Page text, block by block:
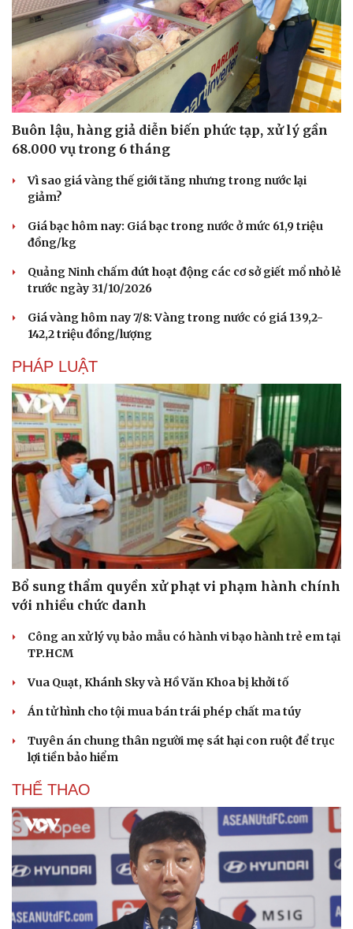
Văn hóa
Sân khấu - Điện ảnh
Văn học
Âm nhạc
Di sản
Giải trí
Nghệ sĩ
Thời trang
Sao Việt
Buôn lậu, hàng giả diễn biến phức tạp, xử lý gần
68.000 vụ trong 6 tháng
Vì sao giá vàng thế giới tăng nhưng trong nước lại
giảm?
Giá bạc hôm nay: Giá bạc trong nước ở mức 61,9 triệu
đồng/kg
Quảng Ninh chấm dứt hoạt động các cơ sở giết mổ nhỏ lẻ
trước ngày 31/10/2026
Giá vàng hôm nay 7/8: Vàng trong nước có giá 139,2-
142,2 triệu đồng/lượng
PHÁP LUẬT
Bổ sung thẩm quyền xử phạt vi phạm hành chính
với nhiều chức danh
Công an xử lý vụ bảo mẫu có hành vi bạo hành trẻ em tại
TP.HCM
Vua Quạt, Khánh Sky và Hồ Văn Khoa bị khởi tố
Án tử hình cho tội mua bán trái phép chất ma túy
Tuyên án chung thân người mẹ sát hại con ruột để trục
lợi tiền bảo hiểm
THỂ THAO